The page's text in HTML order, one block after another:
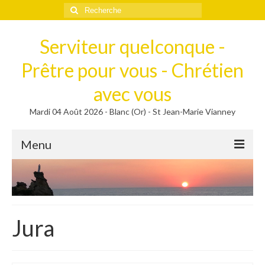
Rechercher
:
Serviteur quelconque -
Prêtre pour vous - Chrétien
avec vous
Mardi 04 Août 2026 - Blanc (Or) - St Jean-Marie Vianney
Menu
Méditer
Homélies, Poèmes
Homélies
Jura